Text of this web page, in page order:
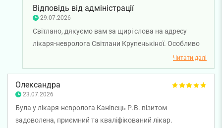
провела огляд, вивчила всі нюанси і поставила вірний
діагноз. Призначене лікування швидко принесло
полегшення. Світлана Михайлівна — справжній
професіонал своєї справи. Дуже рекомендую цього
Відповідь від адміністрації
29.07.2026
Світлано, дякуємо вам за щирі слова на адресу
лікаря-невролога Світлани Крупенькіної. Особливо
цінно знати, що її уважність до деталей, комплексний
підхід та професійні знання допомогли визначити
причину проблеми й обрати правильну тактику
лікування. Бажаємо вам міцного здоров'я!
Читати далі
Олександра
23.07.2026
Була у лікаря-невролога Канівець Р.В. візитом
задоволена, приємний та кваліфікований лікар.